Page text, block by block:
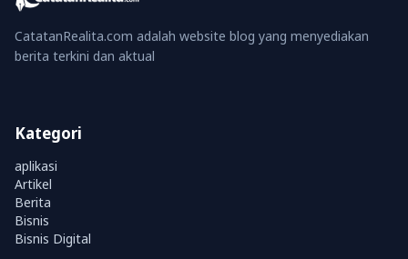
CatatanRealita.com adalah website blog yang menyediakan
berita terkini dan aktual
Kategori
aplikasi
Artikel
Berita
Bisnis
Bisnis Digital